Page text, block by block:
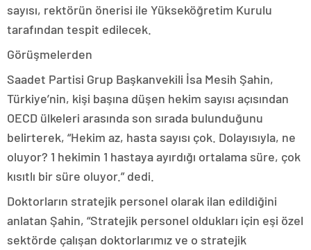
sayısı, rektörün önerisi ile Yükseköğretim Kurulu
tarafından tespit edilecek.
Görüşmelerden
Saadet Partisi Grup Başkanvekili İsa Mesih Şahin,
Türkiye’nin, kişi başına düşen hekim sayısı açısından
OECD ülkeleri arasında son sırada bulunduğunu
belirterek, “Hekim az, hasta sayısı çok. Dolayısıyla, ne
oluyor? 1 hekimin 1 hastaya ayırdığı ortalama süre, çok
kısıtlı bir süre oluyor.” dedi.
Doktorların stratejik personel olarak ilan edildiğini
anlatan Şahin, “Stratejik personel oldukları için eşi özel
sektörde çalışan doktorlarımız ve o stratejik